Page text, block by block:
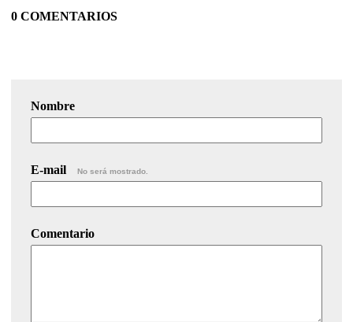
0 COMENTARIOS
Nombre
E-mail No será mostrado.
Comentario